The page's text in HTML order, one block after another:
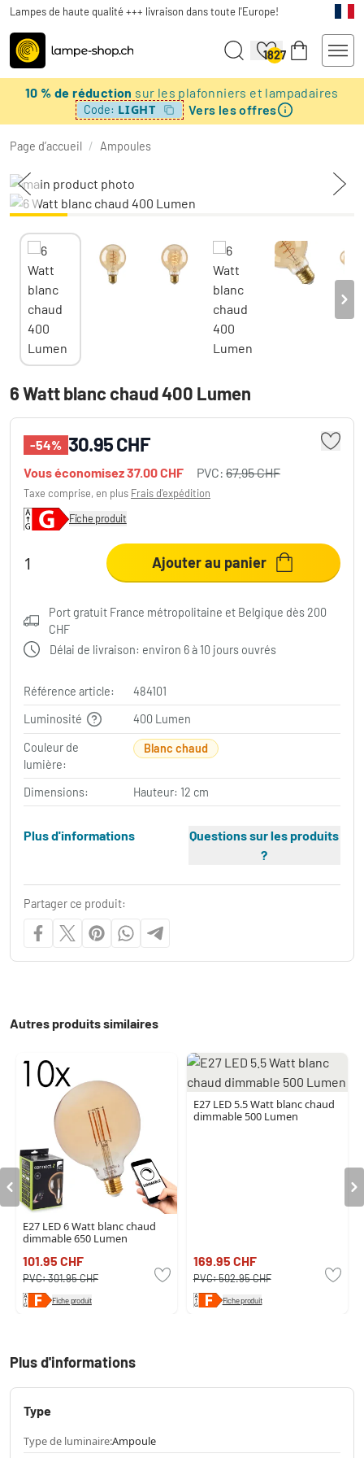
Lampes de haute qualité +++ livraison dans toute l'Europe!
1827
10 % de réduction sur les plafonniers et lampadaires
Code: LIGHT Vers les offres
Page d’accueil / Ampoules
6 Watt blanc chaud 400 Lumen
-54% 30.95 CHF
Vous économisez37.00 CHF PVC: 67.95 CHF
Taxe comprise, en plus Frais d'expédition
Fiche produit
Ajouter au panier
Port gratuit France métropolitaine et Belgique dès 200
CHF
Délai de livraison: environ 6 à 10 jours ouvrés
Référence article:
484101
Luminosité
400 Lumen
Couleur de
lumière:
Blanc chaud
Dimensions: Hauteur: 12 cm
Plus d'informations
Questions sur les produits
?
Partager ce produit:
Autres produits similaires
E27 LED 6 Watt blanc chaud
dimmable 650 Lumen
101.95 CHF
PVC:301.95 CHF
Fiche produit
E27 LED 5.5 Watt blanc chaud
dimmable 500 Lumen
169.95 CHF
PVC:502.95 CHF
Fiche produit
Plus d'informations
Type
Type de luminaire:Ampoule